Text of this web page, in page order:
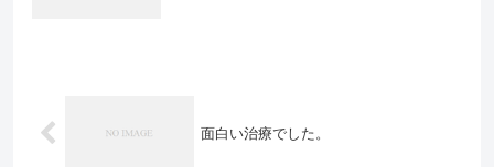
面白い治療でした。